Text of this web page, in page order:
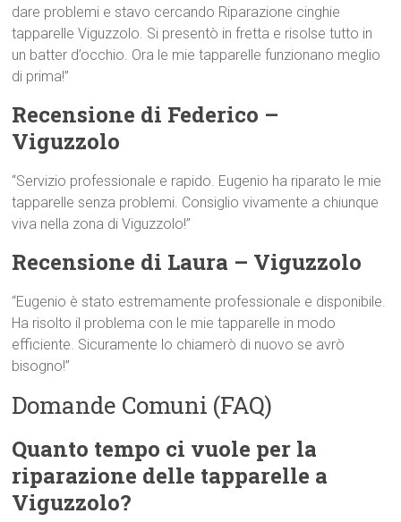
dare problemi e stavo cercando Riparazione cinghie
tapparelle Viguzzolo. Si presentò in fretta e risolse tutto in
un batter d’occhio. Ora le mie tapparelle funzionano meglio
di prima!”
Recensione di Federico –
Viguzzolo
“Servizio professionale e rapido. Eugenio ha riparato le mie
tapparelle senza problemi. Consiglio vivamente a chiunque
viva nella zona di Viguzzolo!”
Recensione di Laura – Viguzzolo
“Eugenio è stato estremamente professionale e disponibile.
Ha risolto il problema con le mie tapparelle in modo
efficiente. Sicuramente lo chiamerò di nuovo se avrò
bisogno!”
Domande Comuni (FAQ)
Quanto tempo ci vuole per la
riparazione delle tapparelle a
Viguzzolo?